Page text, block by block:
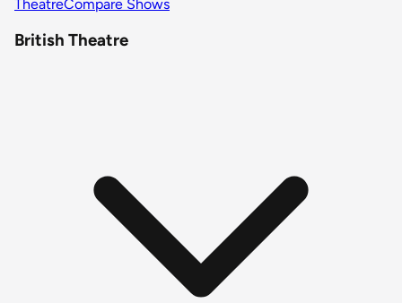
TheatreCompare Shows
British Theatre